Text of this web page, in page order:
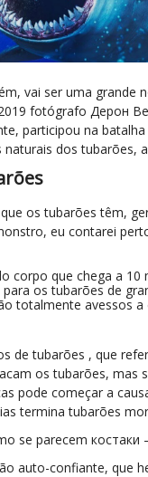
vai ser uma
fotógrafo Дерон
participou na
dos tubarões,
os tubarões têm,
eu contarei
corpo que chega a 10
os tubarões de
totalmente avessos a
de tubarões , que
os tubarões, mas
pode começar a
termina tubarões
se parecem
auto-confiante, que